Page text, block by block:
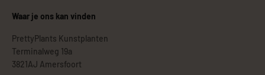
Waar je ons kan vinden
PrettyPlants Kunstplanten
Terminalweg 19a
3821AJ Amersfoort